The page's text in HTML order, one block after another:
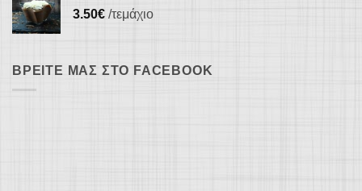
3.50€ /τεμάχιο
ΒΡΕΊΤΕ ΜΑΣ ΣΤΟ FACEBOOK